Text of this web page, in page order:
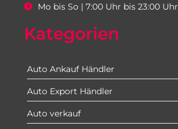
Mo bis So | 7:00 Uhr bis 23:00 Uhr
Kategorien
Auto Ankauf Händler
Auto Export Händler
Auto verkauf